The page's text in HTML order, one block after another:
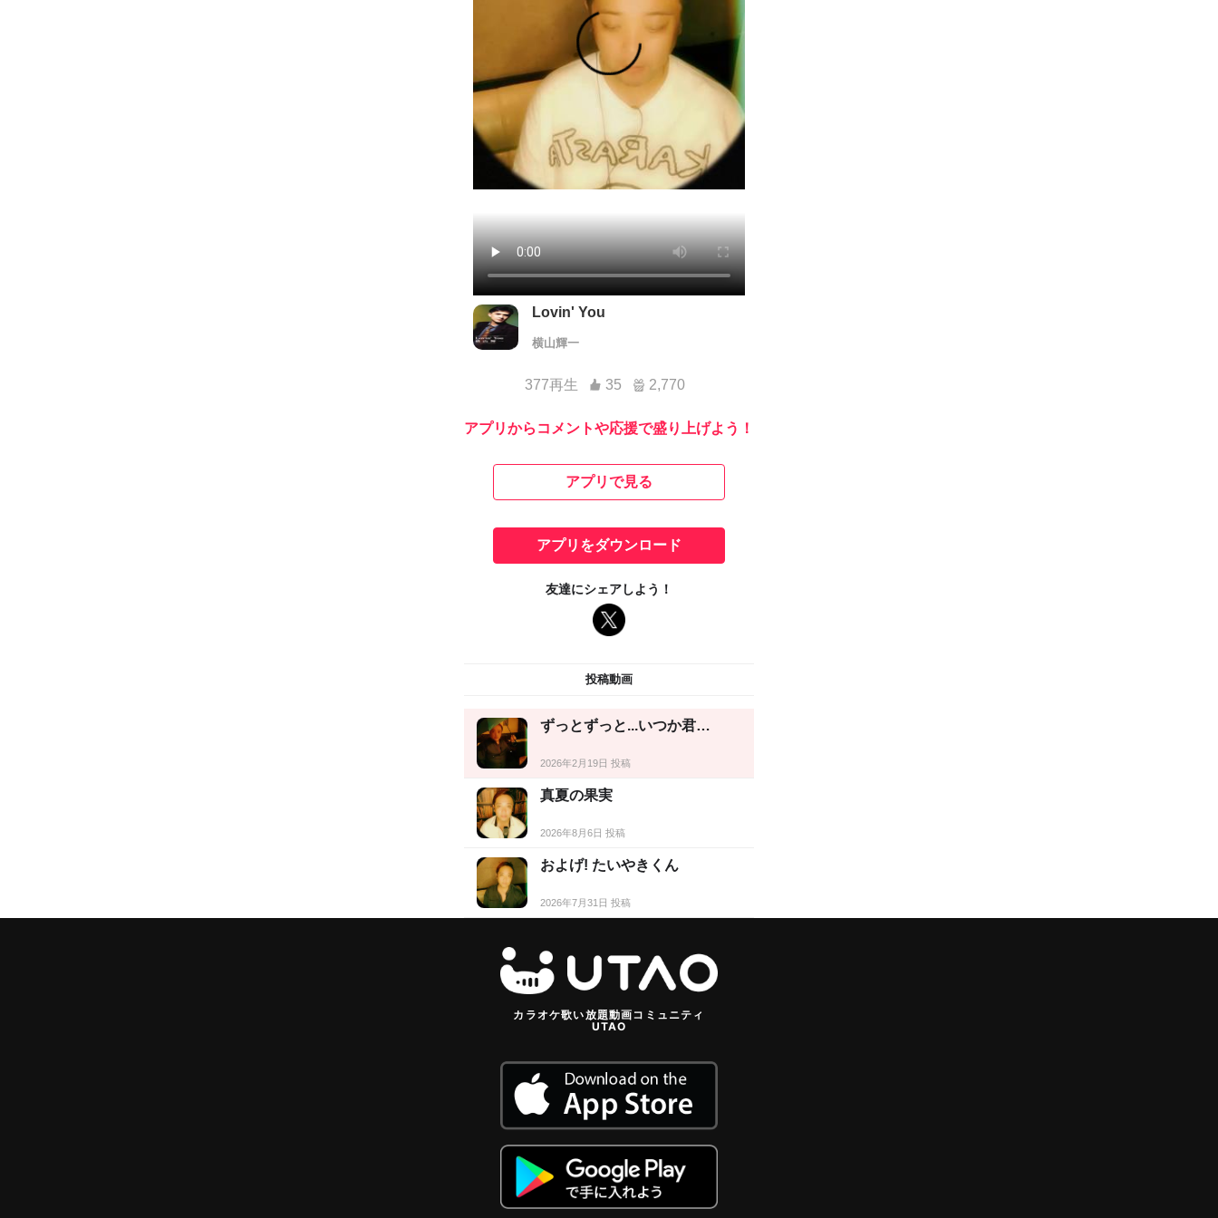
Lovin' You
横山輝一
377再生 35 2,770
アプリからコメントや応援で盛り上げよう！
アプリで見る
アプリをダウンロード
友達にシェアしよう！
投稿動画
ずっとずっと...いつか君…
2026年2月19日 投稿
真夏の果実
2026年8月6日 投稿
およげ! たいやきくん
2026年7月31日 投稿
カラオケ歌い放題動画コミュニティ
UTAO